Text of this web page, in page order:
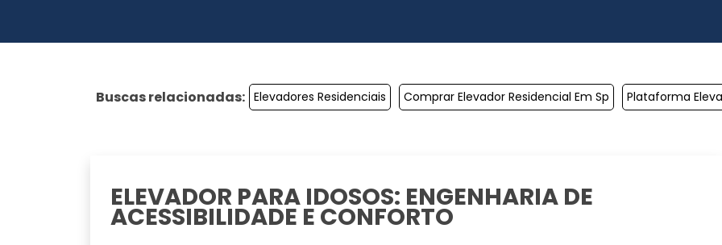
Buscas relacionadas: Elevadores Residenciais Comprar Elevador Residencial Em Sp Plataforma
ELEVADOR PARA IDOSOS: ENGENHARIA DE
ACESSIBILIDADE E CONFORTO